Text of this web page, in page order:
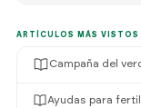
ARTÍCULOS MÁS VISTOS
Campaña del
Ayudas para